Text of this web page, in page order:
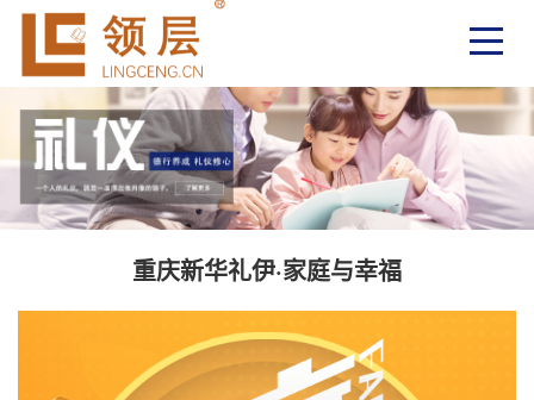
重庆新华礼伊·家庭与幸福